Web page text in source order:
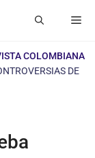
COLOMBIANA
DE